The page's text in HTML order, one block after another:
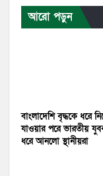
আরো পড়ুন
বাংলাদেশি বৃদ্ধকে ধরে
যাওয়ার পরে ভারতীয়
ধরে আনলো স্থানীয়রা